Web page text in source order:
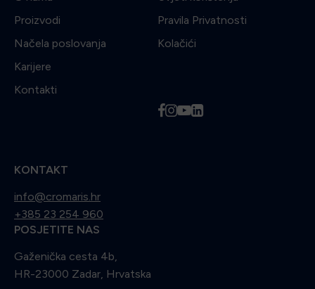
Proizvodi
Načela poslovanja
Karijere
Kontakti
Pravila Privatnosti
Kolačići
fiyl
KONTAKT
info@cromaris.hr
+385 23 254 960
POSJETITE NAS
Gaženička cesta 4b,
HR-23000 Zadar, Hrvatska